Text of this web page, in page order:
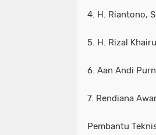
4. H. Riantono,
5. H. Rizal
6. Aan Andi
7. Rendiana
Pembantu